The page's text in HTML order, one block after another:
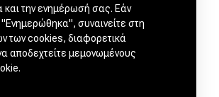
ΑΠΟ
ΕΜΠΟΡΟΥΣ by
και την ενημέρωσή σας. Εάν
"Ενημερώθηκα", συναινείτε στη
των cookies, διαφορετικά
αποδεχτείτε μεμονωμένους